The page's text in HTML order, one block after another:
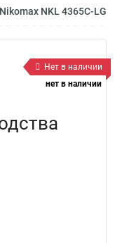
NKL 4365C-LG
Нет в наличии
нет в наличии